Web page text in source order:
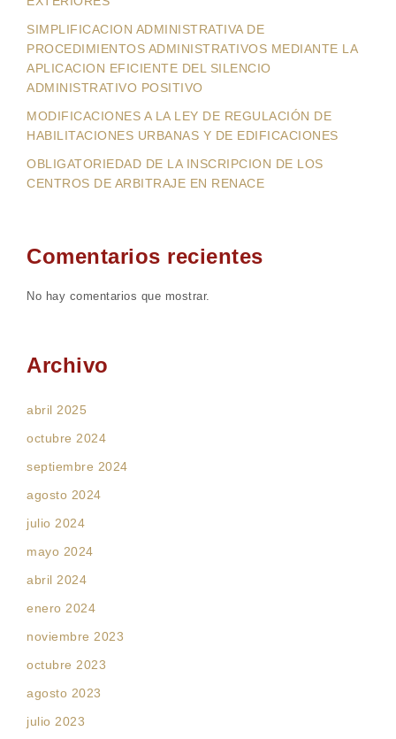
SIMPLIFICACION ADMINISTRATIVA DE
PROCEDIMIENTOS ADMINISTRATIVOS MEDIANTE LA
APLICACION EFICIENTE DEL SILENCIO
ADMINISTRATIVO POSITIVO
MODIFICACIONES A LA LEY DE REGULACIÓN DE
HABILITACIONES URBANAS Y DE EDIFICACIONES
OBLIGATORIEDAD DE LA INSCRIPCION DE LOS
CENTROS DE ARBITRAJE EN RENACE
Comentarios recientes
No hay comentarios que mostrar.
Archivo
abril 2025
octubre 2024
septiembre 2024
agosto 2024
julio 2024
mayo 2024
abril 2024
enero 2024
noviembre 2023
octubre 2023
agosto 2023
julio 2023